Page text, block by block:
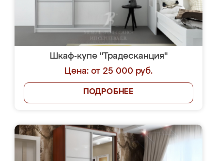
Шкаф-купе "Традесканция"
Цена: от 25 000 руб.
ПОДРОБНЕЕ